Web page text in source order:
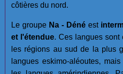
côtières du nord.
Le groupe Na - Déné est
et l'étendue. Ces langues sont
les régions au sud de la plus
langues eskimo-aléoutes,